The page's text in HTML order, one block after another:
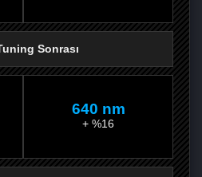
Sonrası
640 nm
+ %16